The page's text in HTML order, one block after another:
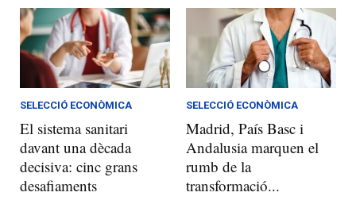
SELECCIÓ ECONÒMICA
El sistema sanitari
davant una dècada
decisiva: cinc grans
desafiaments
SELECCIÓ ECONÒMICA
Madrid, País Basc i
Andalusia marquen el
rumb de la
transformació...